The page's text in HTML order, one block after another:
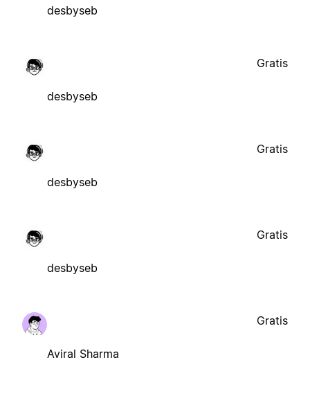
desbyseb
desbyseb
Gratis
desbyseb
Gratis
desbyseb
Gratis
Aviral Sharma
Gratis